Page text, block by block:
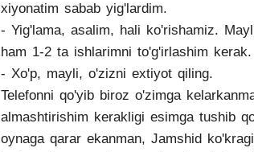
xiyonatim sabab yig'lardim.
- Yig'lama, asalim, hali ko'rishamiz.
ham 1-2 ta ishlarimni to'g'irlashim kerak.
- Xo'p, mayli, o'zizni extiyot qiling.
Telefonni qo'yib biroz o'zimga
almashtirishim kerakligi esimga tushib
oynaga qarar ekanman, Jamshid